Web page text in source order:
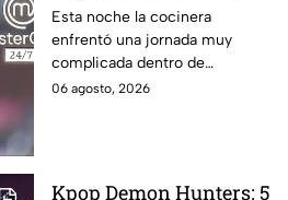
regaño que hizo llorar a
Michelle dentro de
MasterChef 24/7
Esta noche la cocinera
enfrentó una jornada muy
complicada dentro de
MasterChef 24/7.
06 agosto, 2026
Kpop Demon Hunters: 5